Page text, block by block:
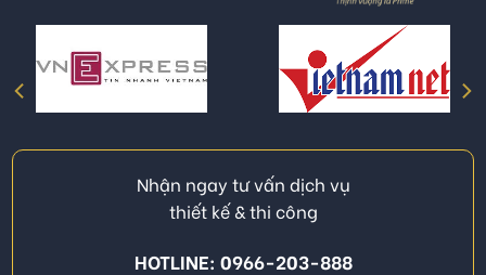
Nhận ngay tư vấn dịch vụ
thiết kế & thi công
HOTLINE: 0966-203-888